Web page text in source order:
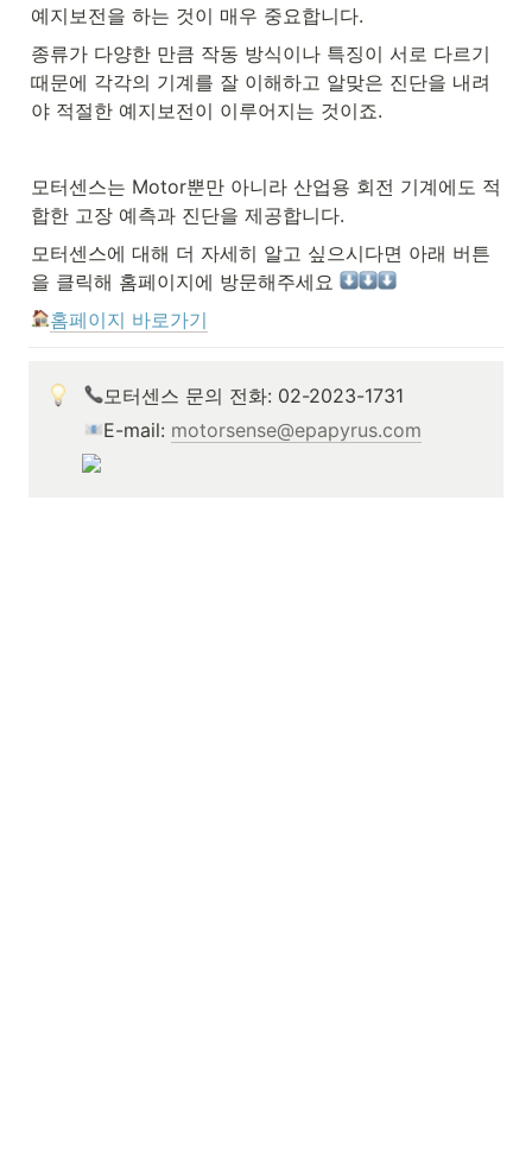
예지보전을 하는 것이 매우 중요합니다.
종류가 다양한 만큼 작동 방식이나 특징이 서로 다르기
때문에 각각의 기계를 잘 이해하고 알맞은 진단을 내려
야 적절한 예지보전이 이루어지는 것이죠.
모터센스는 Motor뿐만 아니라 산업용 회전 기계에도 적
합한 고장 예측과 진단을 제공합니다.
모터센스에 대해 더 자세히 알고 싶으시다면 아래 버튼
을 클릭해 홈페이지에 방문해주세요
홈페이지 바로가기
모터센스 문의 전화: 02-2023-1731
E-mail: motorsense@epapyrus.com